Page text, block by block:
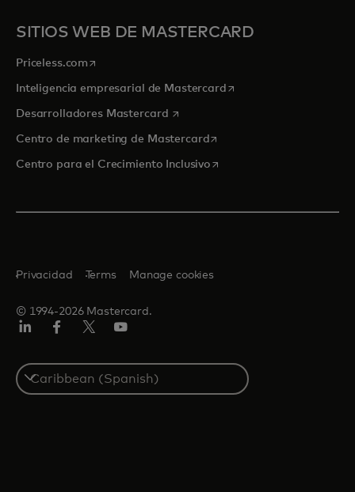
SITIOS WEB DE MASTERCARD
Priceless.com se abre en una pestaña nueva
Inteligencia empresarial de Mastercardse abre en una pestaña
Desarrolladores Mastercard se abre en una pestaña nueva
Centro de marketing de Mastercardse abre en una pestaña
Centro para el Crecimiento Inclusivose abre en una pestaña
© 1994-2026 Mastercard.
Privacidad Terms Manage cookies
Select
a
country